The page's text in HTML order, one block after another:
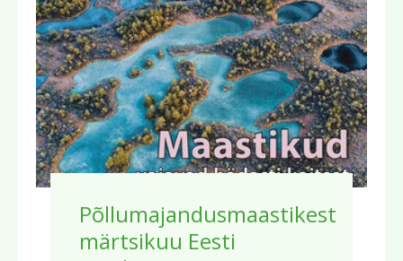
Põllumajandusmaastikest
märtsikuu Eesti